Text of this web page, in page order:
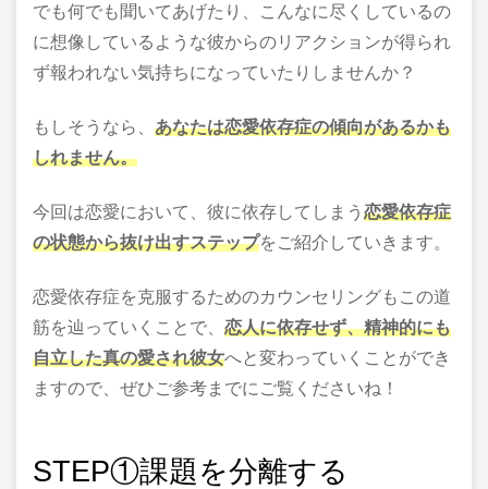
でも何でも聞いてあげたり、こんなに尽くしているの
に想像しているような彼からのリアクションが得られ
ず報われない気持ちになっていたりしませんか？
もしそうなら、 あなたは恋愛依存症の傾向があるかも
しれません。
今回は恋愛において、彼に依存してしまう 恋愛依存症
の状態から抜け出すステップをご紹介していきます。
恋愛依存症を克服するためのカウンセリングもこの道
筋を辿っていくことで、 恋人に依存せず、精神的にも
自立した真の愛され彼女へと変わっていくことができ
ますので、ぜひご参考までにご覧くださいね！
STEP①課題を分離する